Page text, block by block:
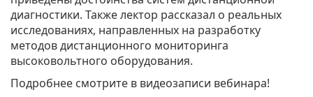
диагностики. Также лектор рассказал о реальных
исследованиях, направленных на разработку
методов дистанционного мониторинга
высоковольтного оборудования.
Подробнее смотрите в видеозаписи вебинара!